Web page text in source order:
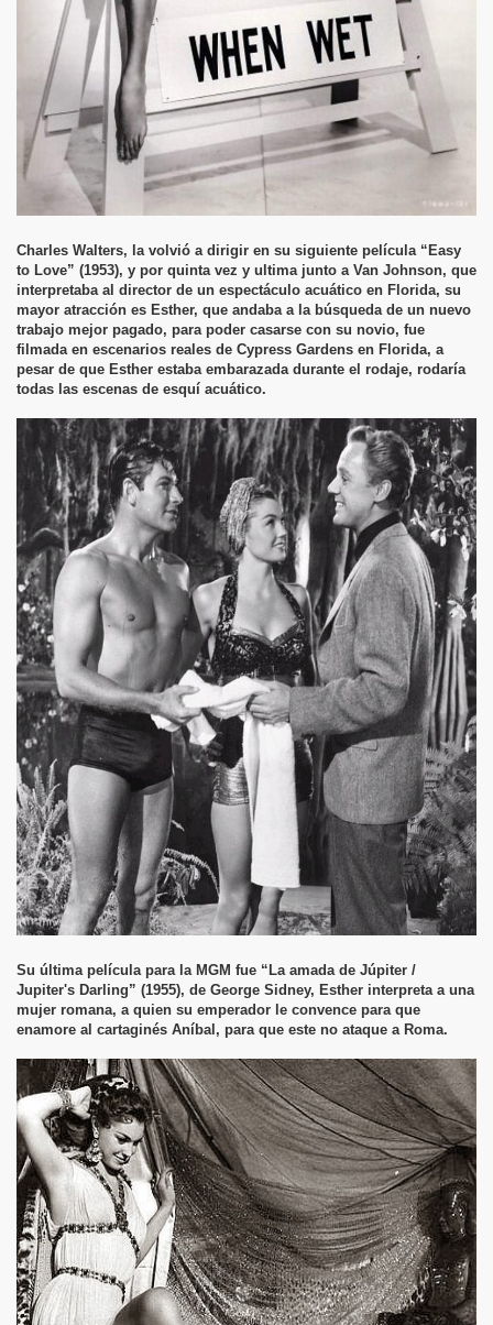
Charles Walters, la volvió a dirigir en su siguiente película “Easy
to Love” (1953), y por quinta vez y ultima junto a Van Johnson, que
interpretaba al director de un espectáculo acuático en Florida, su
mayor atracción es Esther, que andaba a la búsqueda de un nuevo
trabajo mejor pagado, para poder casarse con su novio, fue
filmada en escenarios reales de Cypress Gardens en Florida, a
pesar de que Esther estaba embarazada durante el rodaje, rodaría
todas las escenas de esquí acuático.
Su última película para la MGM fue “La amada de Júpiter /
Jupiter's Darling” (1955), de George Sidney, Esther interpreta a una
mujer romana, a quien su emperador le convence para que
enamore al cartaginés Aníbal, para que este no ataque a Roma.